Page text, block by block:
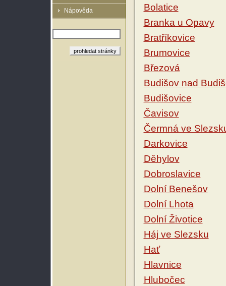
Nápověda
Bolatice
Branka u Opavy
Bratříkovice
Brumovice
Březová
Budišov nad
Budišovice
Čavisov
Čermná ve
Darkovice
Děhylov
Dobroslavice
Dolní Benešov
Dolní Lhota
Dolní Životice
Háj ve Slezsku
Hať
Hlavnice
Hlubočec